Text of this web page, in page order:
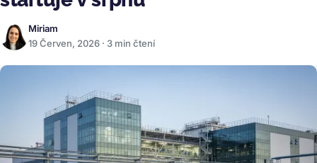
Miriam
19 Červen, 2026 · 3 min čtení